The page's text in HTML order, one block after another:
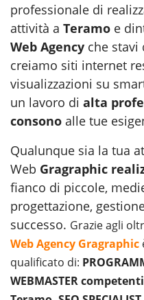
professionale di
attività a Teramo e
Web Agency che stavi
creiamo siti internet
visualizzazioni su
un lavoro di alta
consono alle tue
Qualunque sia la tua
Web Gragraphic
fianco di piccole,
progettazione,
successo. Grazie agli
Web Agency Gragraphic
qualificato di:
WEBMASTER